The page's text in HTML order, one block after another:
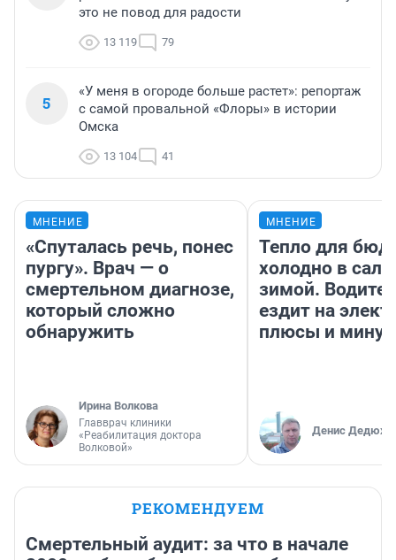
это не повод для радости
13 119 79
5
«У меня в огороде больше растет»: репортаж
с самой провальной «Флоры» в истории
Омска
13 104 41
МНЕНИЕ
«Спуталась речь, понес
пургу». Врач — о
смертельном диагнозе,
который сложно
обнаружить
Ирина Волкова
Главврач клиники
«Реабилитация доктора
Волковой»
МНЕНИЕ
Тепло для
холодно в
зимой.
ездит на
плюсы и
Денис
РЕКОМЕНДУЕМ
Смертельный аудит: за что в начале